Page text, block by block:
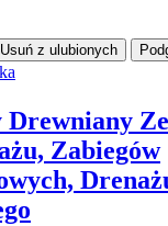
Usuń z ulubionych
Drewniany
Zabiegów